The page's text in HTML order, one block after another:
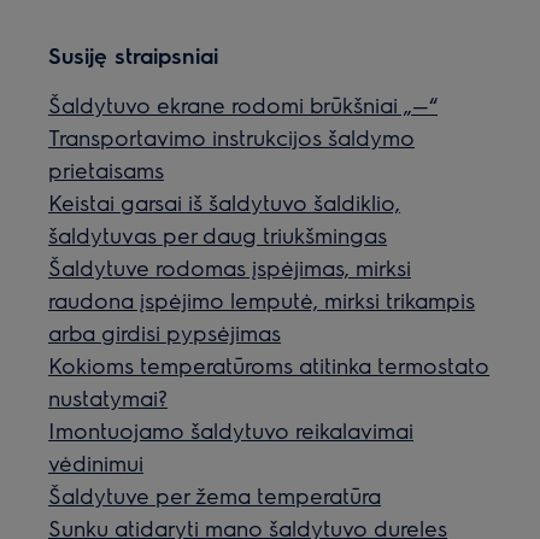
Susiję straipsniai
Šaldytuvo ekrane rodomi brūkšniai „—“
Transportavimo instrukcijos šaldymo
prietaisams
Keistai garsai iš šaldytuvo šaldiklio,
šaldytuvas per daug triukšmingas
Šaldytuve rodomas įspėjimas, mirksi
raudona įspėjimo lemputė, mirksi trikampis
arba girdisi pypsėjimas
Kokioms temperatūroms atitinka termostato
nustatymai?
Imontuojamo šaldytuvo reikalavimai
vėdinimui
Šaldytuve per žema temperatūra
Sunku atidaryti mano šaldytuvo dureles